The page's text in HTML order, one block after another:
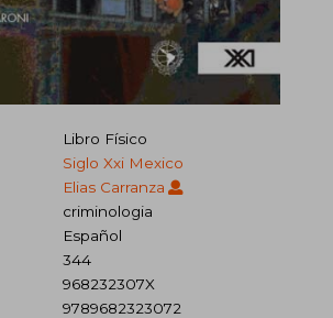
Libro Físico
Siglo Xxi Mexico
Elias Carranza
criminologia
Español
344
968232307X
9789682323072